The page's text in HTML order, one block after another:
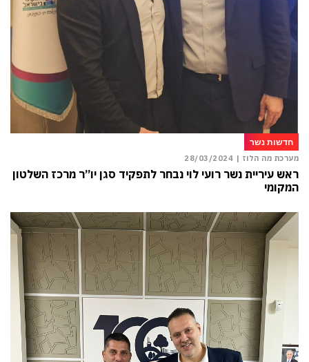
חדשות נשר
מערכת מה הלוז | 28/03/2024
ראש עיריית נשר רועי לוי נבחר לתפקיד סגן יו”ר מרכז השלטון
המקומי